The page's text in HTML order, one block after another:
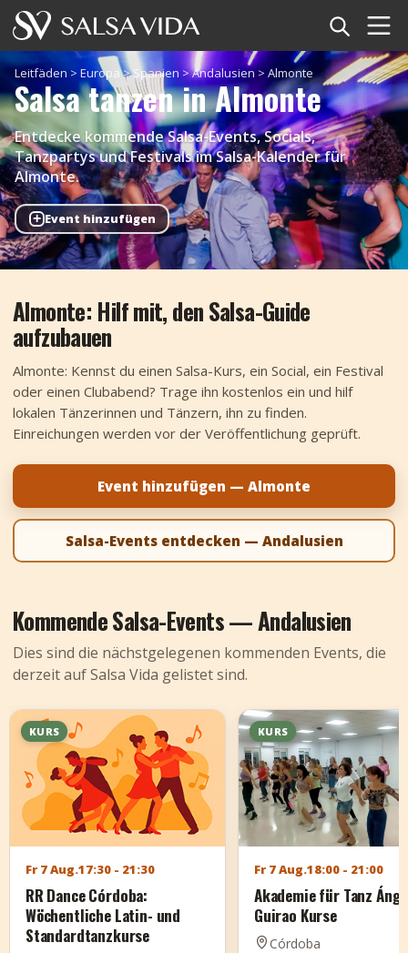
Startseite
Veranstaltungen
Nachrichten
Artikel
Videos
Shop
TuneTempo
+ Event hinzufügen
Leitfäden > Europa>Spanien >Andalusien> Almonte
Salsa tanzen in Almonte
Entdecke kommende Salsa-Events, Socials,
Tanzpartys und Festivals im Salsa-Kalender für
Almonte.
+ Event hinzufügen
Almonte: Hilf mit, den Salsa-Guide
aufzubauen
Almonte: Kennst du einen Salsa-Kurs, ein Social, ein Festival
oder einen Clubabend? Trage ihn kostenlos ein und hilf
lokalen Tänzerinnen und Tänzern, ihn zu finden.
Einreichungen werden vor der Veröffentlichung geprüft.
Event hinzufügen — Almonte
Salsa-Events entdecken — Andalusien
Kommende Salsa-Events — Andalusien
Dies sind die nächstgelegenen kommenden Events, die
derzeit auf Salsa Vida gelistet sind.
KURS
Fr 7 Aug.17:30 - 21:30
RR Dance Córdoba:
Wöchentliche Latin- und
Standardtanzkurse
KURS
Fr 7 Aug.18:00 - 21:00
Akademie für Tanz
Guirao Kurse
Córdoba